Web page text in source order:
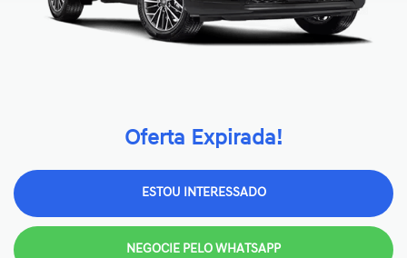
Oferta Expirada!
ESTOU INTERESSADO
NEGOCIE PELO WHATSAPP